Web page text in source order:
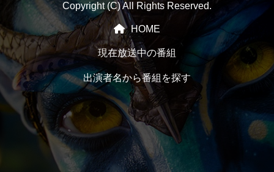
Copyright (C) All Rights Reserved.
HOME
現在放送中の番組
出演者名から番組を探す